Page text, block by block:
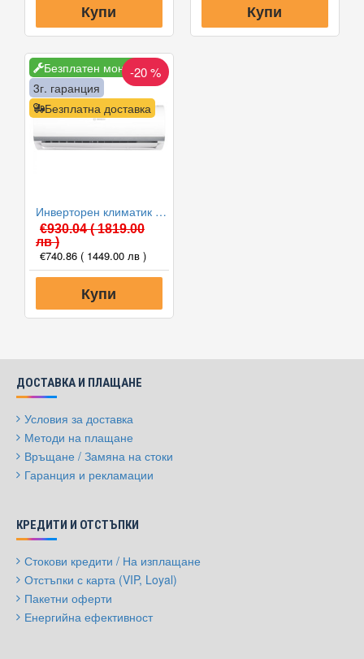
Купи Купи
Безплатен монтаж
Безплатна доставка
3г. гаранция
-20 %
Инверторен климатик Bosch CL2000U W 35 E/CL2000 35 E Climate 2000, 12000 BTU, Клас A++
€930.04( 1819.00
лв )
€740.86 ( 1449.00 лв )
Купи
ДОСТАВКА И ПЛАЩАНЕ
Условия за доставка
Методи на плащане
Връщане / Замяна на стоки
Гаранция и рекламации
КРЕДИТИ И ОТСТЪПКИ
Стокови кредити / На изплащане
Отстъпки с карта (VIP, Loyal)
Пакетни оферти
Енергийна ефективност